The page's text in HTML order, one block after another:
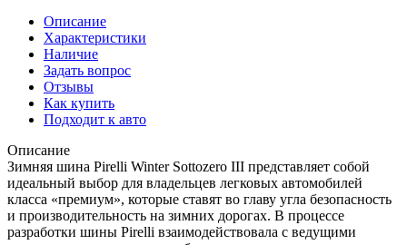
Описание
Характеристики
Наличие
Задать вопрос
Отзывы
Как купить
Подходит к авто
Описание
Зимняя шина Pirelli Winter Sottozero III представляет собой
идеальный выбор для владельцев легковых автомобилей
класса «премиум», которые ставят во главу угла безопасность
и производительность на зимних дорогах. В процессе
разработки шины Pirelli взаимодействовала с ведущими